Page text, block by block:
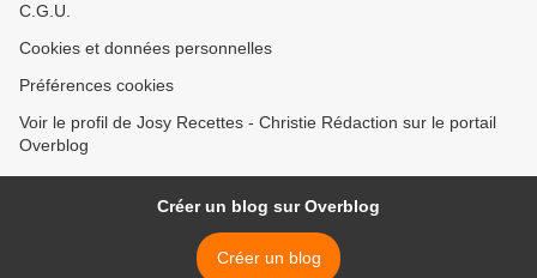
C.G.U.
Cookies et données personnelles
Préférences cookies
Voir le profil de Josy Recettes - Christie Rédaction sur le portail
Overblog
Créer un blog sur Overblog
Créer un blog